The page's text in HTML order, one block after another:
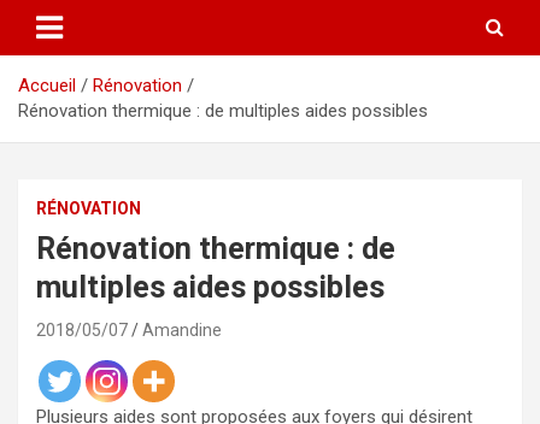
Accueil
Rénovation
Rénovation thermique : de multiples aides possibles
RÉNOVATION
Rénovation thermique : de
multiples aides possibles
2018/05/07 Amandine
Plusieurs aides sont proposées aux foyers qui désirent